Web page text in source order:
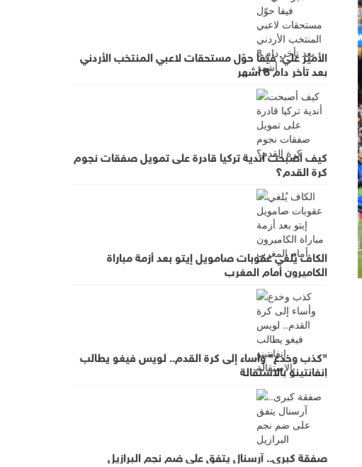
الأمير علي: فيفا حوّل مستحقات لاعبي المنتخب الأردني
بعد تأخر دام 8 أشهر
كيف أصبحت أندية تركيا قادرة على تمويل صفقات نجوم
كرة القدم؟
الكاف يُلغي عقوبات صامويل إيتو بعد أزمة مباراة
الكاميرون أمام المغرب
"كذب وخدع" وأساء إلى كرة القدم.. لويس فيغو يطالب
إنفانتينو بالاستقالة
صفقة كبرى.. آرسنال يتفق على ضم نجم البرازيل